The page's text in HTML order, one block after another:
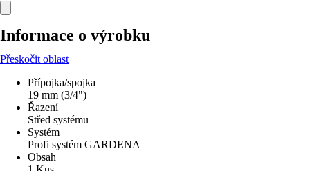
Informace o výrobku
Přeskočit oblast
Přípojka/spojka
19 mm (3/4")
Řazení
Střed systému
Systém
Profi systém GARDENA
Obsah